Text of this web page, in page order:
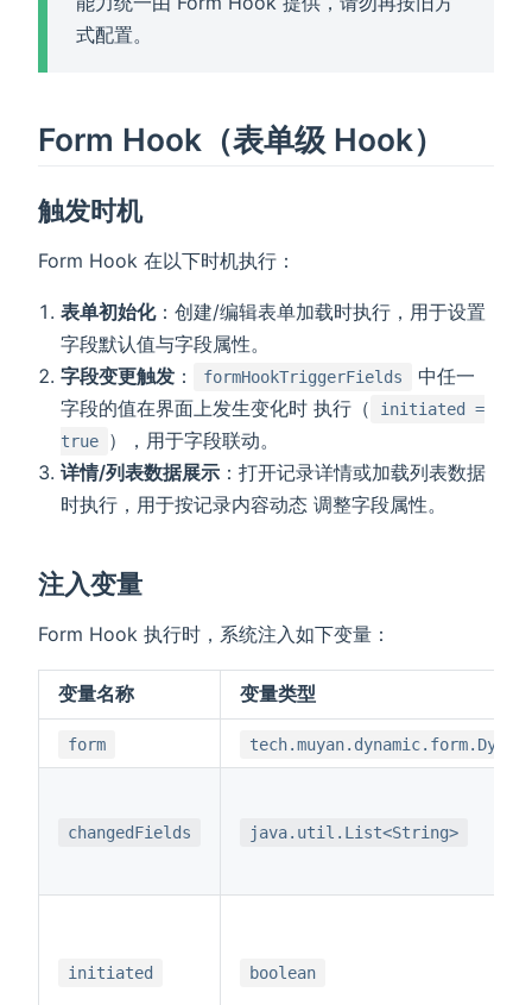
式配置。
Form Hook（表单级 Hook）
触发时机
Form Hook 在以下时机执行：
表单初始化：创建/编辑表单加载时执行，用于设置
字段默认值与字段属性。
字段变更触发 ： formHookTriggerFields
中任一
字段的值在界面上发生变化时 执行（
initiated =
true
），用于字段联动。
详情/列表数据展示 ：打开记录详情或加载列表数据
时执行，用于按记录内容动态 调整字段属性。
注入变量
Form Hook 执行时，系统注入如下变量：
变量名称 变量类型
form
changedFields java.util.List<String>
initiated boolean